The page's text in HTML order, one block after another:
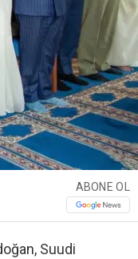
ABONE OL
Suudi